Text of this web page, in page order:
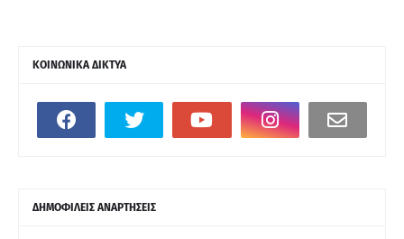
ΚΟΙΝΩΝΙΚΑ ΔΙΚΤΥΑ
ΔΗΜΟΦΙΛΕΙΣ ΑΝΑΡΤΗΣΕΙΣ